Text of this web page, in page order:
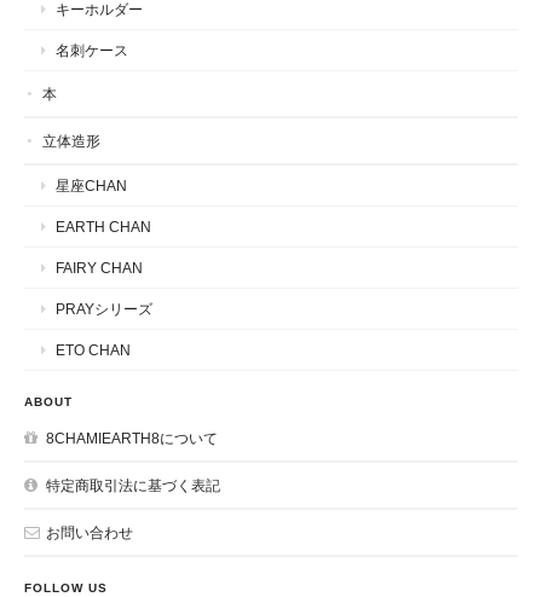
キーホルダー
名刺ケース
本
立体造形
星座CHAN
EARTH CHAN
FAIRY CHAN
PRAYシリーズ
ETO CHAN
ABOUT
8CHAMIEARTH8について
特定商取引法に基づく表記
お問い合わせ
FOLLOW US